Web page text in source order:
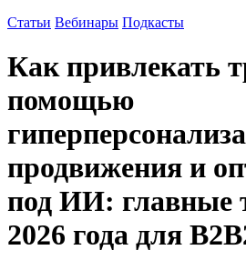
Статьи Вебинары Подкасты
Как привлекать
помощью
продвижения и
под ИИ: главные
2026 года для